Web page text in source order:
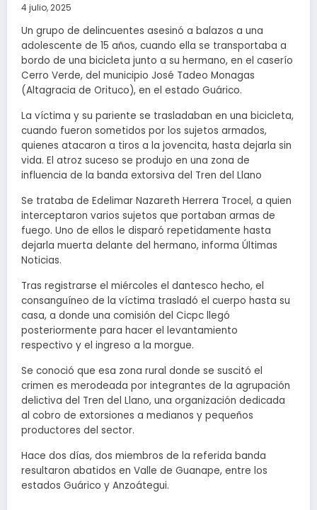
4 julio, 2025
Un grupo de delincuentes asesinó a balazos a una
adolescente de 15 años, cuando ella se transportaba a
bordo de una bicicleta junto a su hermano, en el caserío
Cerro Verde, del municipio José Tadeo Monagas
(Altagracia de Orituco), en el estado Guárico.
La víctima y su pariente se trasladaban en una bicicleta,
cuando fueron sometidos por los sujetos armados,
quienes atacaron a tiros a la jovencita, hasta dejarla sin
vida. El atroz suceso se produjo en una zona de
influencia de la banda extorsiva del Tren del Llano
Se trataba de Edelimar Nazareth Herrera Trocel, a quien
interceptaron varios sujetos que portaban armas de
fuego. Uno de ellos le disparó repetidamente hasta
dejarla muerta delante del hermano, informa Últimas
Noticias.
Tras registrarse el miércoles el dantesco hecho, el
consanguíneo de la víctima trasladó el cuerpo hasta su
casa, a donde una comisión del Cicpc llegó
posteriormente para hacer el levantamiento
respectivo y el ingreso a la morgue.
Se conoció que esa zona rural donde se suscitó el
crimen es merodeada por integrantes de la agrupación
delictiva del Tren del Llano, una organización dedicada
al cobro de extorsiones a medianos y pequeños
productores del sector.
Hace dos días, dos miembros de la referida banda
resultaron abatidos en Valle de Guanape, entre los
estados Guárico y Anzoátegui.